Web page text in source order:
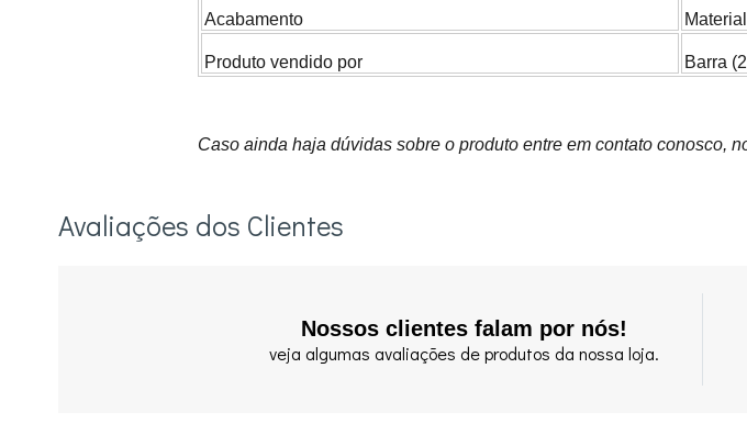
Acabamento
Produto vendido por Barra
Caso ainda haja dúvidas sobre o produto entre em contato conosco,
Avaliações dos Clientes
Nossos clientes falam por nós!
veja algumas avaliações de produtos da nossa loja.